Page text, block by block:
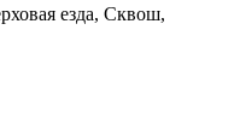
езда, Сквош,